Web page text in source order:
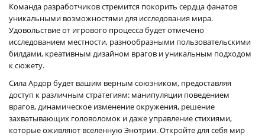
Команда разработчиков стремится покорить сердца фанатов
уникальными возможностями для исследования мира.
Удовольствие от игрового процесса будет отмечено
исследованием местности, разнообразными пользовательскими
билдами, креативным дизайном врагов и уникальным подходом
к сюжету.
Сила Ардор будет вашим верным союзником, предоставляя
доступ к различным стратегиям: манипуляции поведением
врагов, динамическое изменение окружения, решение
захватывающих головоломок и даже управление стихиями,
которые оживляют вселенную Энотрии. Откройте для себя мир